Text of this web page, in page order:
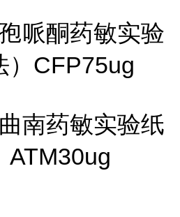
哌酮药敏实验
）CFP75ug
南药敏实验纸
ATM30ug